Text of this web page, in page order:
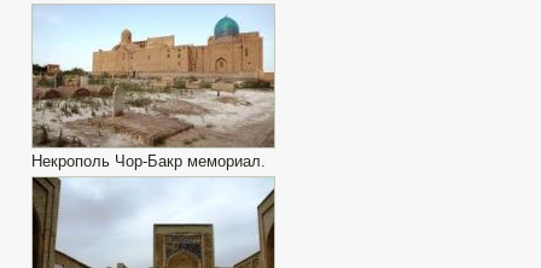
Некрополь Чор-Бакр мемориал.